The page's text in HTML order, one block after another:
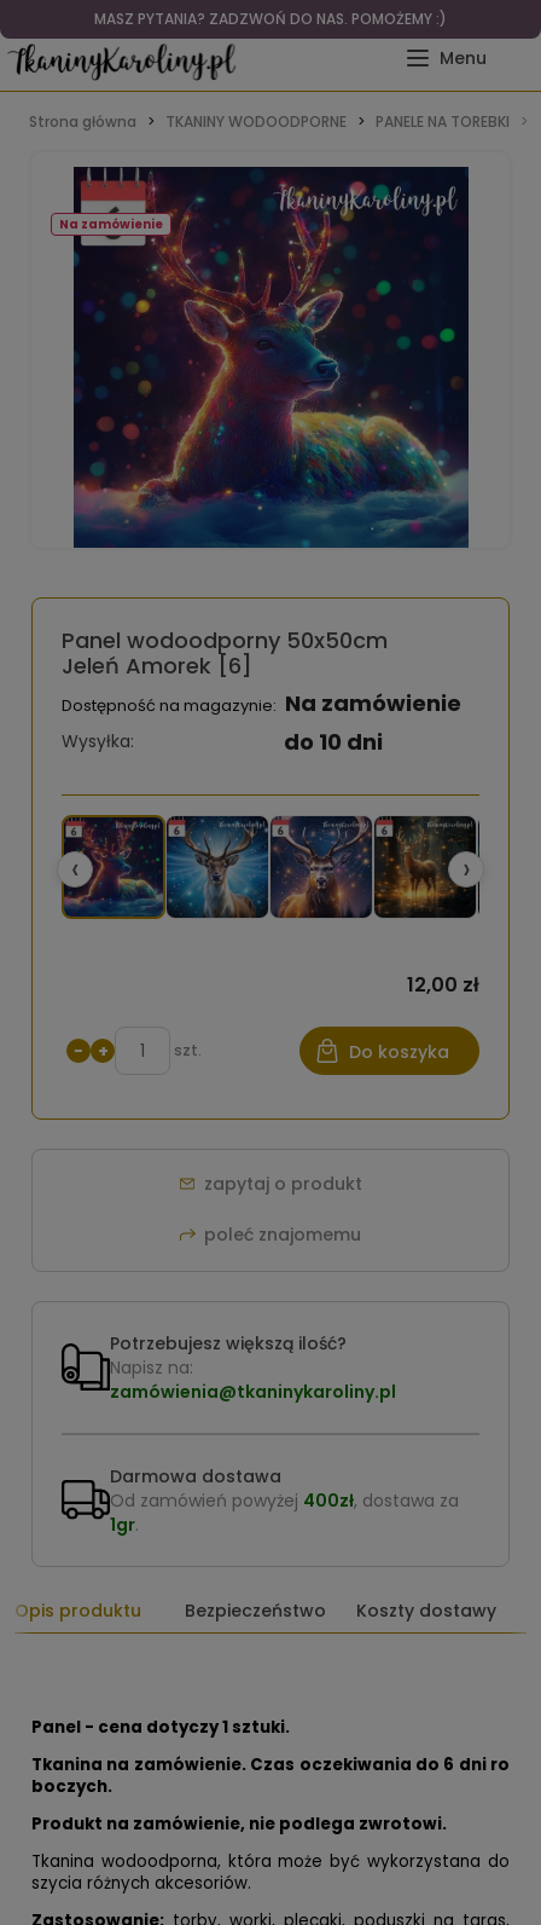
MASZ PYTANIA? ZADZWOŃ DO NAS. POMOŻEMY :)
Strona główna TKANINY WODOODPORNE PANELE NA TOREBKI
Na zamówienie
Panel wodoodporny 50x50cm
Jeleń Amorek [6]
Dostępność na magazynie: Na zamówienie
Wysyłka: do 10 dni
‹ ›
12,00 zł
− + szt. Do koszyka
zapytaj o produkt
poleć znajomemu
Potrzebujesz większą ilość?
Napisz na:
zamówienia@tkaninykaroliny.pl
Darmowa dostawa
Od zamówień powyżej 400zł, dostawa za
1gr.
Opis produktu Bezpieczeństwo Koszty dostawy
Panel - cena dotyczy 1 sztuki.
Tkanina na zamówienie. Czas oczekiwania do 6 dni ro
boczych.
Produkt na zamówienie, nie podlega zwrotowi.
Tkanina wodoodporna, która może być wykorzystana do
szycia różnych akcesoriów.
Zastosowanie: torby, worki, plecaki, poduszki na taras,